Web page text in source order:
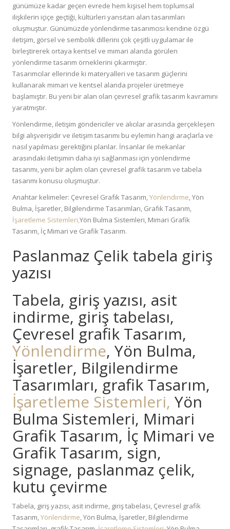
günümüze kadar geçen evrede hem kişisel hem toplumsal
ilişkilerin içiçe geçtiği, kültürleri yansıtan alan tasarımları
oluşmuştur. Günümüzde yönlendirme tasarımcısı kendine özgü
iletişim, görsel ve sembolik dillerini çok çeşitli uygulamar ile
birleştirerek ortaya kentsel ve mimari alanda görülen
yönlendirme tasarım örneklerini çıkarmıştır.
Tasarımcılar ellerinde ki materyalleri ve tasarım güçlerini
kullanarak mimari ve kentsel alanda projeler üretmeye
başlamıştır. Bu yeni bir alan olan çevresel grafik tasarım kavramını
yaratmıştır.
Yönlendirme, iletişim göndericiler ve alıcılar arasında gerçekleşen
bilgi alışverişidir ve iletişim tasarımı bu eylemin hangi araçlarla ve
nasıl yapılması gerektiğini planlar. İnsanlar ile mekanlar
arasındaki iletişimin daha iyi sağlanması için yönlendirme
tasarımı, yeni bir açılım olan çevresel grafik tasarım ve tabela
tasarımı konusu oluşmuştur.
Anahtar kelimeler: Çevresel Grafık Tasarım,Yönlendirme, Yön
Bulma, İşaretler, Bilgilendirme Tasarımları, Grafık Tasarım,
İşaretleme Sistemleri,Yön Bulma Sistemleri, Mimari Grafik
Tasarım, İç Mimari ve Grafik Tasarım.
Paslanmaz Çelik tabela giriş
yazısı
Tabela, giriş yazısı, asit
indirme, giriş tabelası,
Çevresel grafik Tasarım,
Yönlendirme, Yön Bulma,
İşaretler, Bilgilendirme
Tasarımları, grafik Tasarım,
İşaretleme Sistemleri, Yön
Bulma Sistemleri, Mimari
Grafik Tasarım, İç Mimari ve
Grafik Tasarım, sign,
signage, paslanmaz çelik,
kutu çevirme
Tabela, giriş yazısı, asit indirme, giriş tabelası, Çevresel grafik
Tasarım,Yönlendirme, Yön Bulma, İşaretler, Bilgilendirme